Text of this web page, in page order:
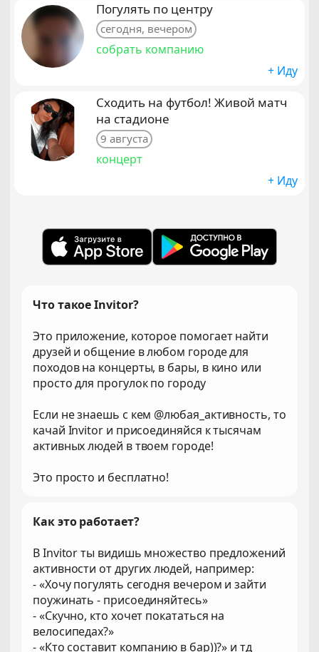
Погулять по центру
сегодня, вечером
собрать компанию
+ Иду
Сходить на футбол! Живой матч
на стадионе
9 августа
концерт
+ Иду
Что такое Invitor?
Это приложение, которое помогает найти
друзей и общение в любом городе для
походов на концерты, в бары, в кино или
просто для прогулок по городу
Если не знаешь с кем @любая_активность, то
качай Invitor и присоединяйся к тысячам
активных людей в твоем городе!
Это просто и бесплатно!
Как это работает?
В Invitor ты видишь множество предложений
активности от других людей, например:
- «Хочу погулять сегодня вечером и зайти
поужинать - присоединяйтесь»
- «Скучно, кто хочет покататься на
велосипедах?»
- «Кто составит компанию в бар))?» и тд